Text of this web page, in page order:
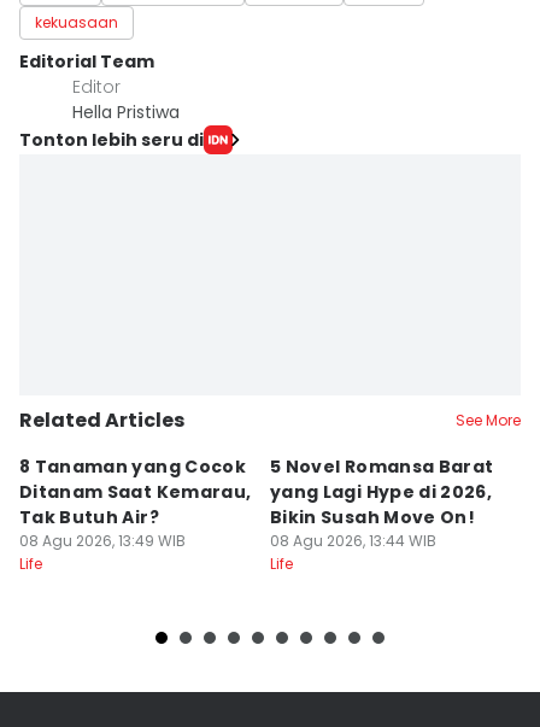
kekuasaan
Editorial Team
Editor
Hella Pristiwa
Tonton lebih seru di
Related Articles See More
8 Tanaman yang Cocok
Ditanam Saat Kemarau,
Tak Butuh Air?
08 Agu 2026, 13:49 WIB
Life
5 Novel Romansa Barat
yang Lagi Hype di 2026,
Bikin Susah Move On!
08 Agu 2026, 13:44 WIB
Life